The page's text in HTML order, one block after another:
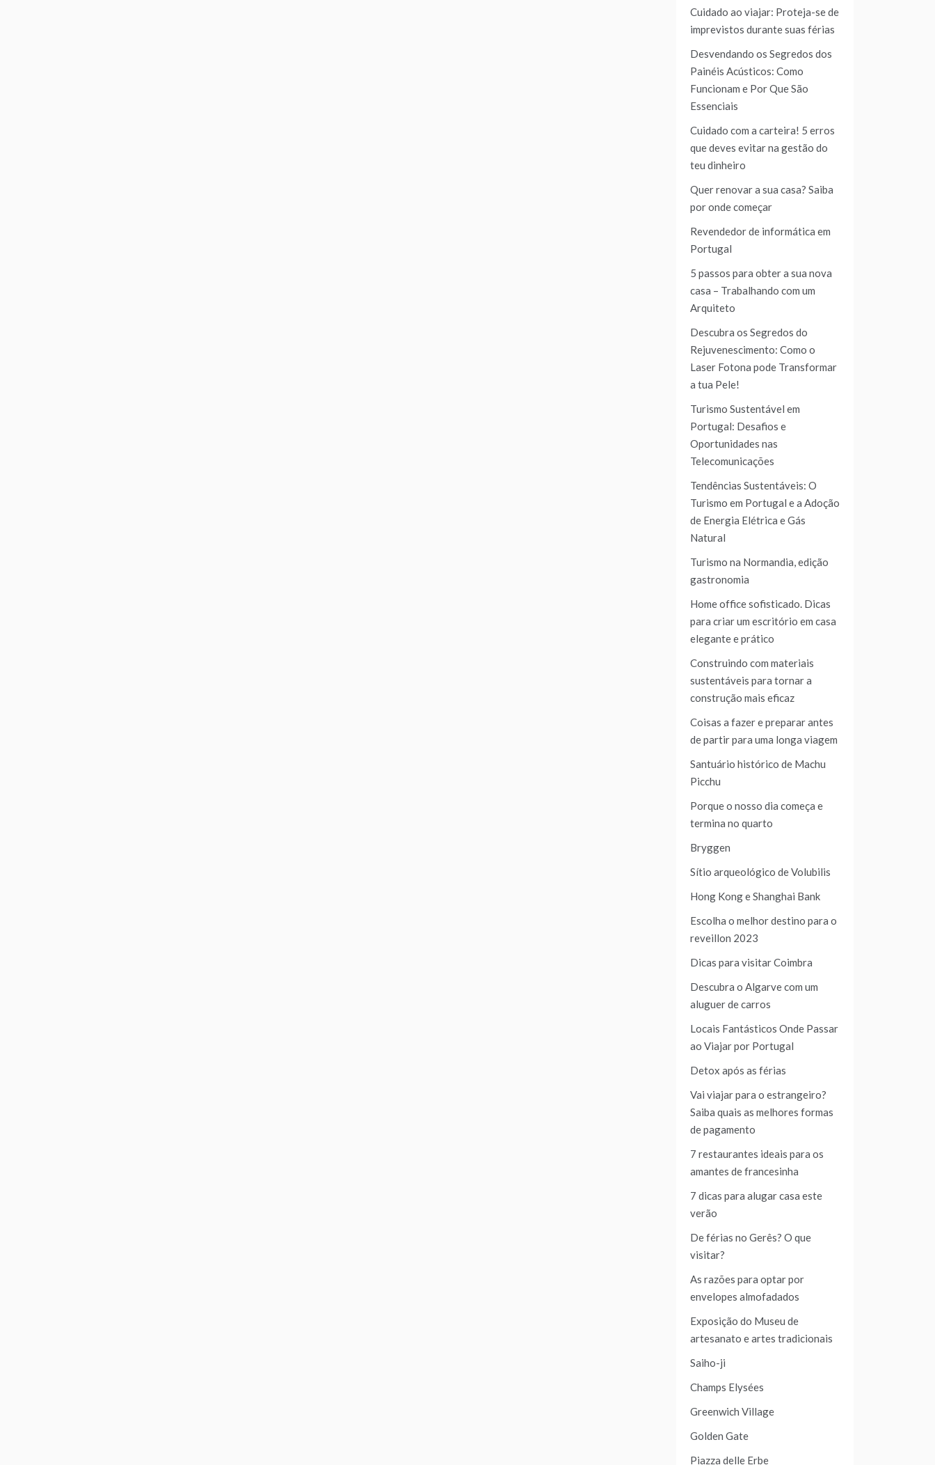
Cuidado ao viajar: Proteja-se de
imprevistos durante suas férias
Desvendando os Segredos dos
Painéis Acústicos: Como
Funcionam e Por Que São
Essenciais
Cuidado com a carteira! 5 erros
que deves evitar na gestão do
teu dinheiro
Quer renovar a sua casa? Saiba
por onde começar
Revendedor de informática em
Portugal
5 passos para obter a sua nova
casa – Trabalhando com um
Arquiteto
Descubra os Segredos do
Rejuvenescimento: Como o
Laser Fotona pode Transformar
a tua Pele!
Turismo Sustentável em
Portugal: Desafios e
Oportunidades nas
Telecomunicações
Tendências Sustentáveis: O
Turismo em Portugal e a Adoção
de Energia Elétrica e Gás
Natural
Turismo na Normandia, edição
gastronomia
Home office sofisticado. Dicas
para criar um escritório em casa
elegante e prático
Construindo com materiais
sustentáveis para tornar a
construção mais eficaz
Coisas a fazer e preparar antes
de partir para uma longa viagem
Santuário histórico de Machu
Picchu
Porque o nosso dia começa e
termina no quarto
Bryggen
Sítio arqueológico de Volubilis
Hong Kong e Shanghai Bank
Escolha o melhor destino para o
reveillon 2023
Dicas para visitar Coimbra
Descubra o Algarve com um
aluguer de carros
Locais Fantásticos Onde Passar
ao Viajar por Portugal
Detox após as férias
Vai viajar para o estrangeiro?
Saiba quais as melhores formas
de pagamento
7 restaurantes ideais para os
amantes de francesinha
7 dicas para alugar casa este
verão
De férias no Gerês? O que
visitar?
As razões para optar por
envelopes almofadados
Exposição do Museu de
artesanato e artes tradicionais
Saiho-ji
Champs Elysées
Greenwich Village
Golden Gate
Piazza delle Erbe